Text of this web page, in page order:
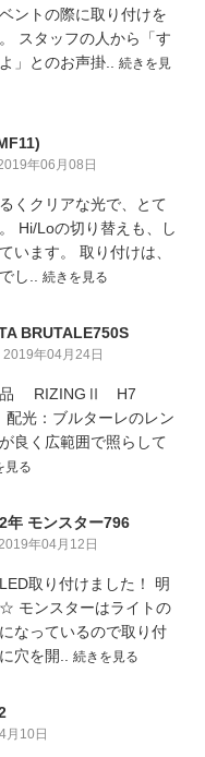
ントの際に取り付けを
スタッフの人から「す
」とのお声掛.. 続きを見
年06月08日
くクリアな光で、とて
Hi/Loの切り替えも、し
います。 取り付けは、
し.. 続きを見る
BRUTALE750S
2019年04月24日
品 RIZINGⅡ H7
光：ブルターレのレン
良く広範囲で照らして
見る
年 モンスター796
年04月12日
取り付けました！ 明
モンスターはライトの
なっているので取り付
穴を開.. 続きを見る
月10日